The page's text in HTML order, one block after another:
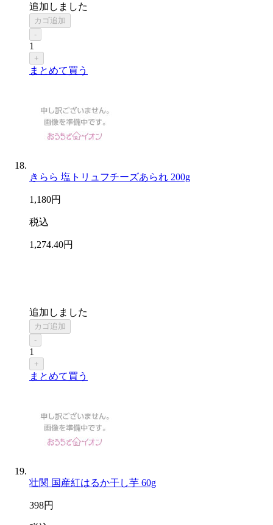
追加しました
カゴ追加
-
1
+
まとめて買う
きらら 塩トリュフチーズあられ 200g
1,180円
税込
1,274.40円
追加しました
カゴ追加
-
1
+
まとめて買う
壮関 国産紅はるか干し芋 60g
398円